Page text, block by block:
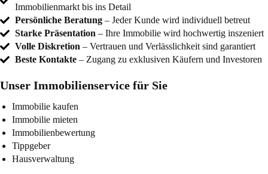
Immobilienmarkt bis ins Detail
Persönliche Beratung – Jeder Kunde wird individuell betreut
Starke Präsentation – Ihre Immobilie wird hochwertig inszeniert
Volle Diskretion – Vertrauen und Verlässlichkeit sind garantiert
Beste Kontakte – Zugang zu exklusiven Käufern und Investoren
Unser Immobilienservice für Sie
Immobilie kaufen
Immobilie mieten
Immobilienbewertung
Tippgeber
Hausverwaltung